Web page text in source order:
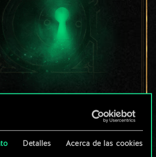
Detalles Acerca de las cookies
conjunto de
compartido.